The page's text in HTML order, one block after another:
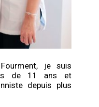
je suis
de 11 ans et
depuis plus